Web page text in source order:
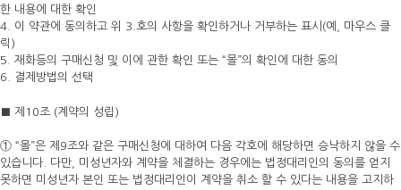
한 내용에 대한 확인
4. 이 약관에 동의하고 위 3.호의 사항을 확인하거나 거부하는 표시(예, 마우스 클
릭)
5. 재화등의 구매신청 및 이에 관한 확인 또는 “몰”의 확인에 대한 동의
6. 결제방법의 선택
■ 제10조 (계약의 성립)
① “몰”은 제9조와 같은 구매신청에 대하여 다음 각호에 해당하면 승낙하지 않을 수
있습니다. 다만, 미성년자와 계약을 체결하는 경우에는 법정대리인의 동의를 얻지
못하면 미성년자 본인 또는 법정대리인이 계약을 취소 할 수 있다는 내용을 고지하